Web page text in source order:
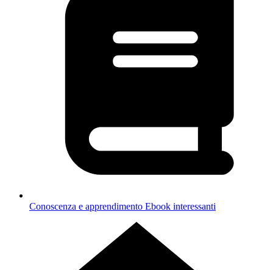
Conoscenza e apprendimento Ebook interessanti